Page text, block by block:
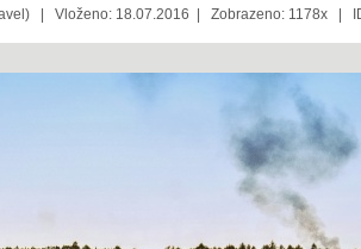
| Vloženo: 18.07.2016 | Zobrazeno: 1178x |